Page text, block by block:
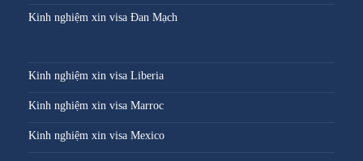
Kinh nghiệm xin visa Đan Mạch
Kinh nghiệm xin visa Liberia
Kinh nghiệm xin visa Marroc
Kinh nghiệm xin visa Mexico